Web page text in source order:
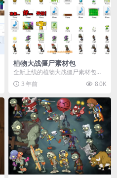
植物大战僵尸素材包
全新上线的植物大战僵尸素材包，
内含48个精选资源，涵盖角色、场
景、音效等多样内容...
3 年前 8.0K